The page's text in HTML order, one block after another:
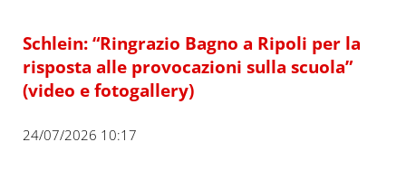
Schlein: “Ringrazio Bagno a Ripoli per la
risposta alle provocazioni sulla scuola”
(video e fotogallery)
24/07/2026 10:17